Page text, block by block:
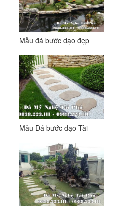
Mẫu đá bước dạo đẹp
Mẫu Đá bước dạo Tài